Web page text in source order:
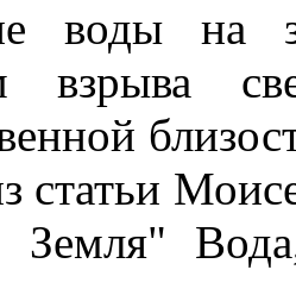
воды на
взрыва
статьи
Земля"